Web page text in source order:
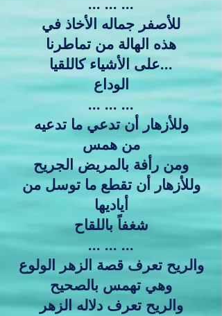
للأصفر جماله الأخاذ في
هذه الهالة من تماطرنا
على الأشياء كاللقيا...
الوداع
... ... ...
وللأزهار أن تدعي ما تدعيه
من همس
ومن رأفة بالمريض الجريح
وللأزهار أن تقطع ما توسل من
أياديها
شغفاً باللقاح
... ... ...
والريح تعرف قصة الزهر الولوع
وهي تهمس بالصحيح
والريح تعرف دلاله الزهر